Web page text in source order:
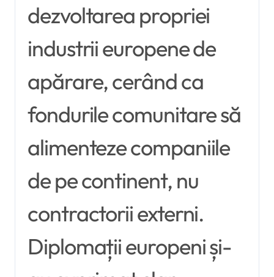
dezvoltarea propriei
industrii europene de
apărare, cerând ca
fondurile comunitare să
alimenteze companiile
de pe continent, nu
contractorii externi.
Diplomații europeni și-